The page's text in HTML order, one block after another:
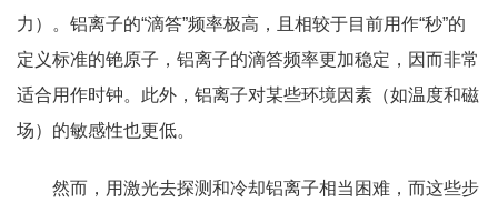
力）。铝离子的“滴答”频率极高，且相较于目前用作“秒”的
定义标准的铯原子，铝离子的滴答频率更加稳定，因而非常
适合用作时钟。此外，铝离子对某些环境因素（如温度和磁
场）的敏感性也更低。
然而，用激光去探测和冷却铝离子相当困难，而这些步